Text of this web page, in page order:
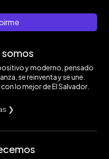
somos
y moderno, pensado
se reinventa y se une.
lo mejor de El Salvador.
❯